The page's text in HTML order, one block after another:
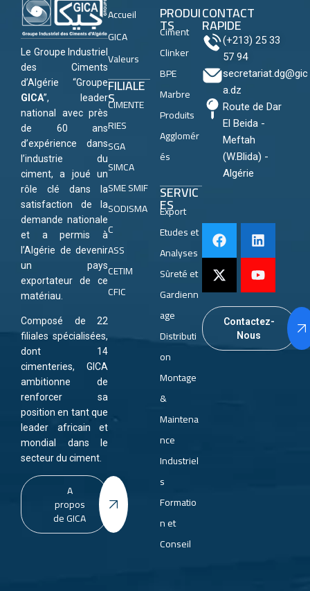
Le Groupe Industriel
des Ciments
d’Algérie “Groupe
GICA”, leader
national avec près
de 60 ans
d’expérience dans
l’industrie du
ciment, a joué un
rôle clé dans la
satisfaction de la
demande nationale
et a permis à
l’Algérie de devenir
un pays
exportateur de ce
matériau.
Composé de 22
filiales spécialisées,
dont 14
cimenteries, GICA
ambitionne de
renforcer sa
position en tant que
leader africain et
mondial dans le
secteur du ciment.
A
propos
de GICA
Accueil
GICA
Valeurs
FILIALE
S
CIMENTE
RIES
SGA
SIMCA
SME SMIF
SODISMA
C
ASS
CETIM
CFIC
PRODUI
TS
Ciment
Clinker
BPE
Marbre
Produits
Agglomér
és
SERVIC
ES
Export
Etudes et
Analyses
Sûreté et
Gardienn
age
Distributi
on
Montage
&
Maintena
nce
Industriel
s
Formatio
n et
Conseil
CONTACT
RAPIDE
(+213) 25 33
57 94
secretariat.dg@gic
a.dz
Route de Dar
El Beida -
Meftah
(W.Blida) -
Algérie
Contactez-
Nous